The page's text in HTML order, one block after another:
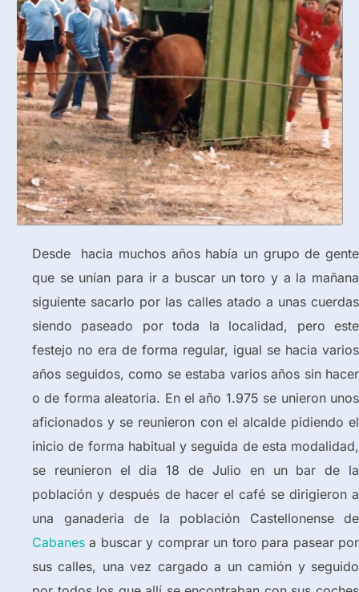
Desde hacia muchos años había un grupo de gente
que se unían para ir a buscar un toro y a la mañana
siguiente sacarlo por las calles atado a unas cuerdas
siendo paseado por toda la localidad, pero este
festejo no era de forma regular, igual se hacia varios
años seguidos, como se estaba varios años sin hacer
o de forma aleatoria. En el año 1.975 se unieron unos
aficionados y se reunieron con el alcalde pidiendo el
inicio de forma habitual y seguida de esta modalidad,
se reunieron el dia 18 de Julio en un bar de la
población y después de hacer el café se dirigieron a
una ganaderia de la población Castellonense de
Cabanes a buscar y comprar un toro para pasear por
sus calles, una vez cargado a un camión y seguido